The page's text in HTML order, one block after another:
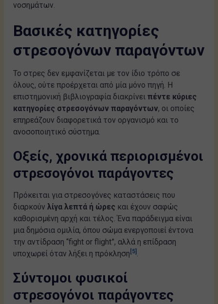
νοσημάτων.
Βασικές κατηγορίες
στρεσογόνων παραγόντων
Το στρες δεν εμφανίζεται με τον ίδιο τρόπο σε
όλους, ούτε προέρχεται από μία μόνο πηγή. Η
επιστημονική βιβλιογραφία διακρίνειπέντε κύριες
κατηγορίες στρεσογόνων παραγόντων, οι οποίες
επηρεάζουν διαφορετικά τον οργανισμό και το
ανοσοποιητικό σύστημα.
Οξείς, χρονικά περιορισμένοι
στρεσογόνοι παράγοντες
Πρόκειται για στρεσογόνες καταστάσεις που
διαρκούν λίγα λεπτά ή ώρες και έχουν σαφώς
καθορισμένη αρχή και τέλος. Ένα παράδειγμα είναι
μια δημόσια ομιλία, όπου σώμα ενεργοποιεί έντονα
την αντίδραση “fight or flight”, αλλά η επίδραση
υποχωρεί όταν λήξει η πρόκληση [5] .
Σύντομοι φυσικοί
στρεσογόνοι παράγοντες